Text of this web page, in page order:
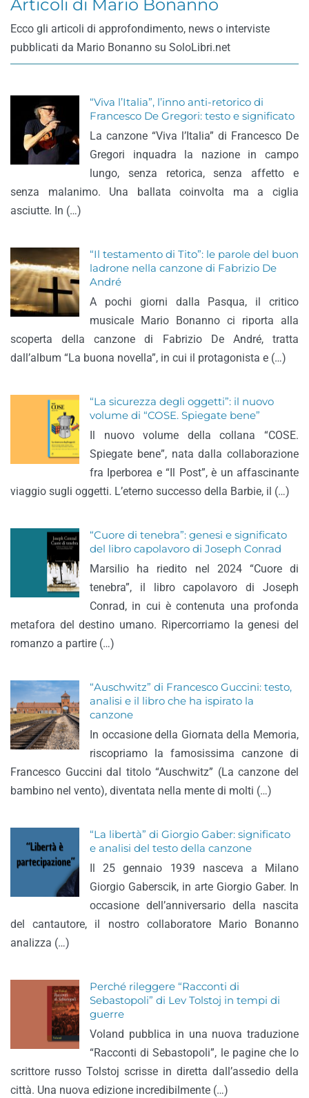
Articoli di Mario Bonanno
Ecco gli articoli di approfondimento, news o interviste
pubblicati da Mario Bonanno su SoloLibri.net
“Viva l’Italia”, l’inno anti-retorico di
Francesco De Gregori: testo e significato
La canzone “Viva l’Italia” di Francesco De
Gregori inquadra la nazione in campo
lungo, senza retorica, senza affetto e
senza malanimo. Una ballata coinvolta ma a ciglia
asciutte. In (…)
“Il testamento di Tito”: le parole del buon
ladrone nella canzone di Fabrizio De
André
A pochi giorni dalla Pasqua, il critico
musicale Mario Bonanno ci riporta alla
scoperta della canzone di Fabrizio De André, tratta
dall’album “La buona novella”, in cui il protagonista e (…)
“La sicurezza degli oggetti”: il nuovo
volume di “COSE. Spiegate bene”
Il nuovo volume della collana “COSE.
Spiegate bene”, nata dalla collaborazione
fra Iperborea e “Il Post”, è un affascinante
viaggio sugli oggetti. L’eterno successo della Barbie, il (…)
“Cuore di tenebra”: genesi e significato
del libro capolavoro di Joseph Conrad
Marsilio ha riedito nel 2024 “Cuore di
tenebra”, il libro capolavoro di Joseph
Conrad, in cui è contenuta una profonda
metafora del destino umano. Ripercorriamo la genesi del
romanzo a partire (…)
“Auschwitz” di Francesco Guccini: testo,
analisi e il libro che ha ispirato la
canzone
In occasione della Giornata della Memoria,
riscopriamo la famosissima canzone di
Francesco Guccini dal titolo “Auschwitz” (La canzone del
bambino nel vento), diventata nella mente di molti (…)
“La libertà” di Giorgio Gaber: significato
e analisi del testo della canzone
Il 25 gennaio 1939 nasceva a Milano
Giorgio Gaberscik, in arte Giorgio Gaber. In
occasione dell’anniversario della nascita
del cantautore, il nostro collaboratore Mario Bonanno
analizza (…)
Perché rileggere “Racconti di
Sebastopoli” di Lev Tolstoj in tempi di
guerre
Voland pubblica in una nuova traduzione
“Racconti di Sebastopoli”, le pagine che lo
scrittore russo Tolstoj scrisse in diretta dall’assedio della
città. Una nuova edizione incredibilmente (…)